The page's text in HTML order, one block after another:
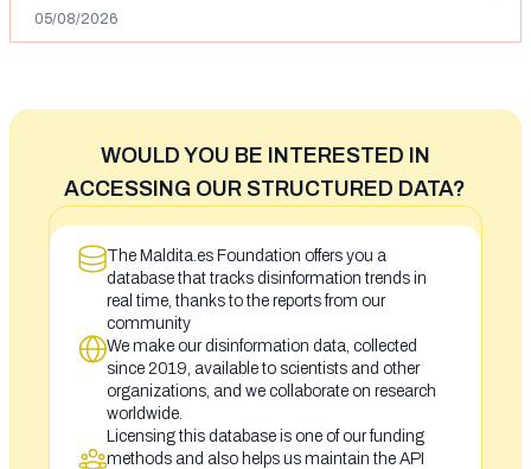
05/08/2026
WOULD YOU BE INTERESTED IN
ACCESSING OUR STRUCTURED DATA?
The Maldita.es Foundation offers you a
database that tracks disinformation trends in
real time, thanks to the reports from our
community
We make our disinformation data, collected
since 2019, available to scientists and other
organizations, and we collaborate on research
worldwide.
Licensing this database is one of our funding
methods and also helps us maintain the API